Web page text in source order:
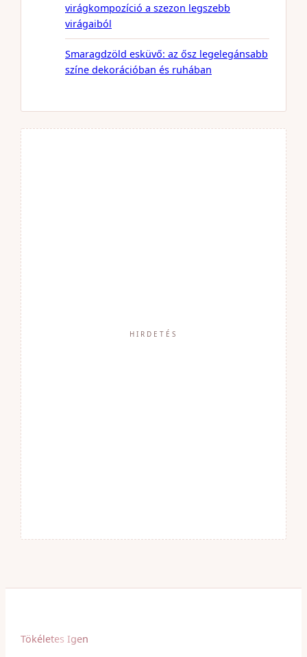
virágkompozíció a szezon legszebb
virágaiból
Smaragdzöld esküvő: az ősz legelegánsabb
színe dekorációban és ruhában
HIRDETÉS
Tökéletes Igen